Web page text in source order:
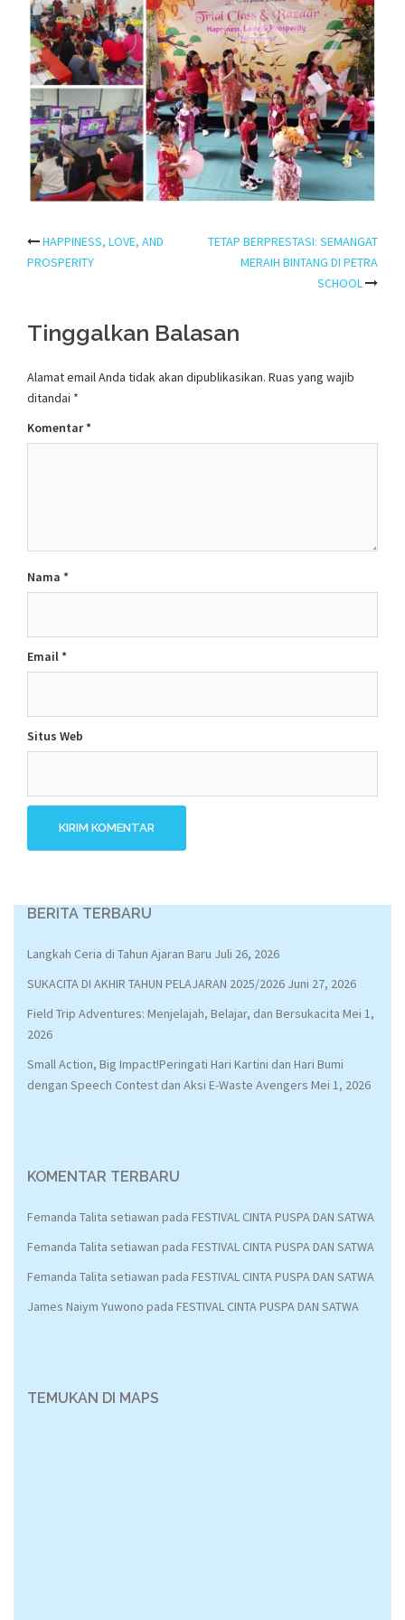
Post
HAPPINESS, LOVE, AND
PROSPERITY
TETAP BERPRESTASI: SEMANGAT
MERAIH BINTANG DI PETRA
SCHOOL
Tinggalkan Balasan
Alamat email Anda tidak akan dipublikasikan. Ruas yang wajib
ditandai *
Komentar*
Nama *
Email*
Situs Web
BERITA TERBARU
Langkah Ceria di Tahun Ajaran Baru Juli 26, 2026
SUKACITA DI AKHIR TAHUN PELAJARAN 2025/2026 Juni 27, 2026
Field Trip Adventures: Menjelajah, Belajar, dan Bersukacita Mei 1,
2026
Small Action, Big Impact!Peringati Hari Kartini dan Hari Bumi
dengan Speech Contest dan Aksi E-Waste Avengers Mei 1, 2026
KOMENTAR TERBARU
Femanda Talita setiawan pada FESTIVAL CINTA PUSPA DAN SATWA
Femanda Talita setiawan pada FESTIVAL CINTA PUSPA DAN SATWA
Femanda Talita setiawan pada FESTIVAL CINTA PUSPA DAN SATWA
James Naiym Yuwono pada FESTIVAL CINTA PUSPA DAN SATWA
TEMUKAN DI MAPS